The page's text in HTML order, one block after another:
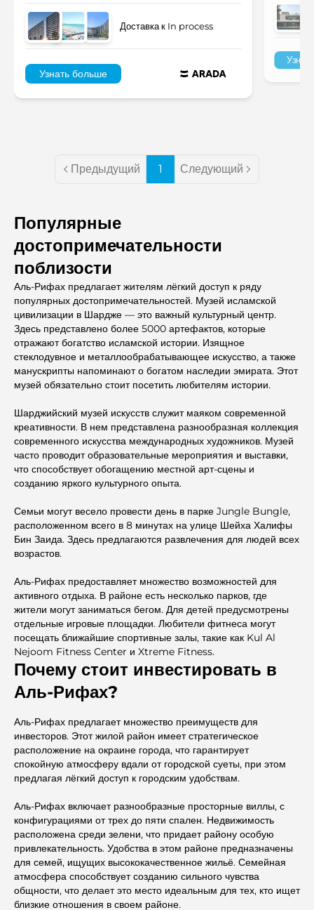
Доставка к In process
Узнать больше
Предыдущий 1 Следующий
Популярные
достопримечательности
поблизости
Аль-Рифах предлагает жителям лёгкий доступ к ряду
популярных достопримечательностей. Музей исламской
цивилизации в Шардже — это важный культурный центр.
Здесь представлено более 5000 артефактов, которые
отражают богатство исламской истории. Изящное
стеклодувное и металлообрабатывающее искусство, а также
манускрипты напоминают о богатом наследии эмирата. Этот
музей обязательно стоит посетить любителям истории.
Шарджийский музей искусств служит маяком современной
креативности. В нем представлена разнообразная коллекция
современного искусства международных художников. Музей
часто проводит образовательные мероприятия и выставки,
что способствует обогащению местной арт-сцены и
созданию яркого культурного опыта.
Семьи могут весело провести день в парке Jungle Bungle,
расположенном всего в 8 минутах на улице Шейха Халифы
Бин Заида. Здесь предлагаются развлечения для людей всех
возрастов.
Аль-Рифах предоставляет множество возможностей для
активного отдыха. В районе есть несколько парков, где
жители могут заниматься бегом. Для детей предусмотрены
отдельные игровые площадки. Любители фитнеса могут
посещать ближайшие спортивные залы, такие как Kul Al
Nejoom Fitness Center и Xtreme Fitness.
Почему стоит инвестировать в
Аль-Рифах?
Аль-Рифах предлагает множество преимуществ для
инвесторов. Этот жилой район имеет стратегическое
расположение на окраине города, что гарантирует
спокойную атмосферу вдали от городской суеты, при этом
предлагая лёгкий доступ к городским удобствам.
Аль-Рифах включает разнообразные просторные виллы, с
конфигурациями от трех до пяти спален. Недвижимость
расположена среди зелени, что придает району особую
привлекательность. Удобства в этом районе предназначены
для семей, ищущих высококачественное жильё. Семейная
атмосфера способствует созданию сильного чувства
общности, что делает это место идеальным для тех, кто ищет
близкие отношения в своем районе.